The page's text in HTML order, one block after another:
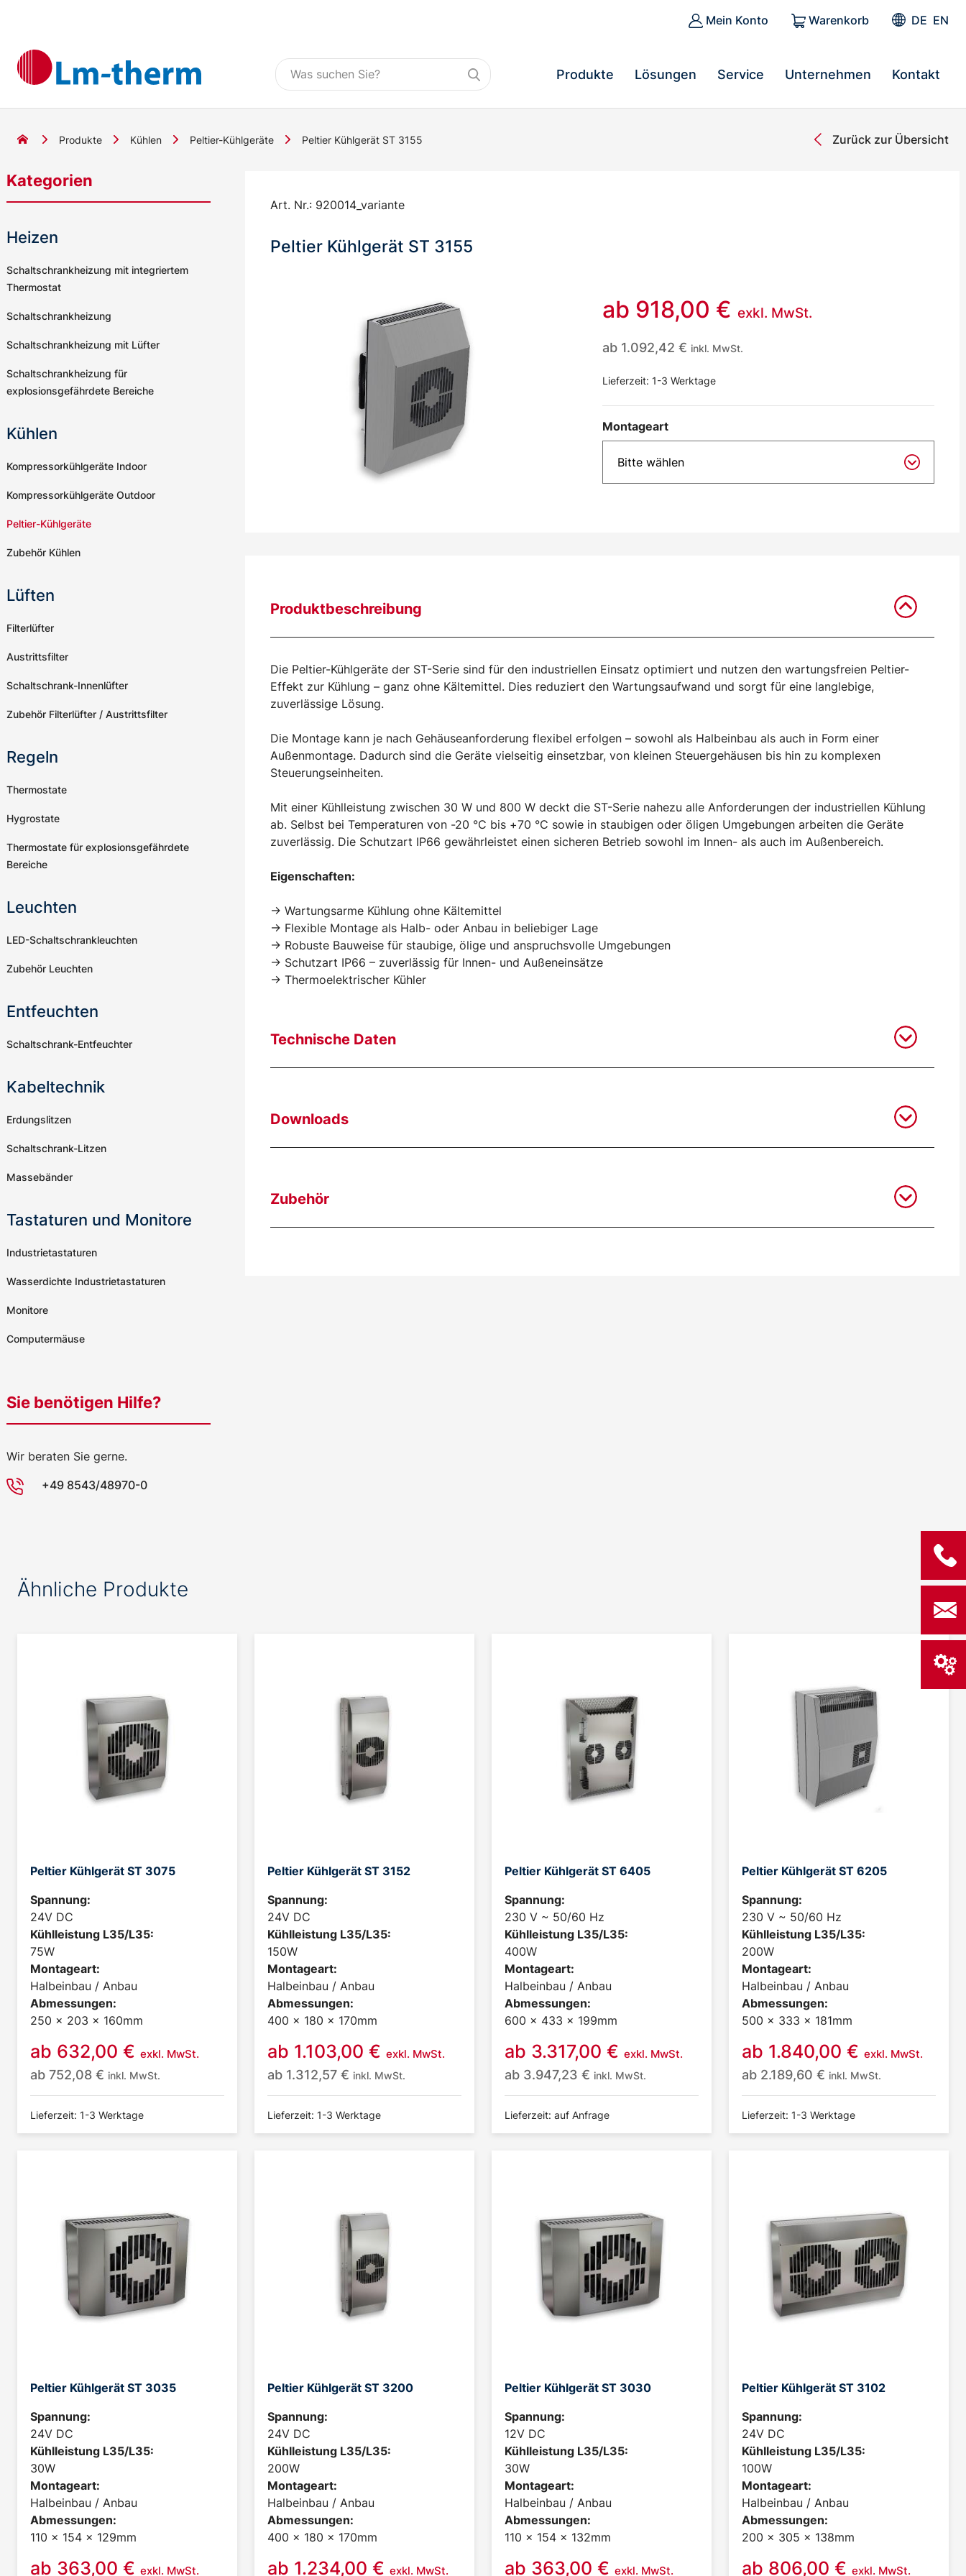
Mein Konto Warenkorb DE EN
Produkte Lösungen Service Unternehmen Kontakt
Produkte Kühlen Peltier-Kühlgeräte Peltier Kühlgerät ST 3155 Zurück zur Übersicht
Art. Nr.: 920014_variante
Peltier Kühlgerät ST 3155
ab 918,00 € exkl. MwSt.
ab 1.092,42 € inkl. MwSt.
Lieferzeit: 1-3 Werktage
Montageart
Produktbeschreibung
Die Peltier-Kühlgeräte der ST-Serie sind für den industriellen Einsatz optimiert und nutzen den wartungsfreien Peltier-
Effekt zur Kühlung – ganz ohne Kältemittel. Dies reduziert den Wartungsaufwand und sorgt für eine langlebige,
zuverlässige Lösung.
Die Montage kann je nach Gehäuseanforderung flexibel erfolgen – sowohl als Halbeinbau als auch in Form einer
Außenmontage. Dadurch sind die Geräte vielseitig einsetzbar, von kleinen Steuergehäusen bis hin zu komplexen
Steuerungseinheiten.
Mit einer Kühlleistung zwischen 30 W und 800 W deckt die ST-Serie nahezu alle Anforderungen der industriellen Kühlung
ab. Selbst bei Temperaturen von -20 °C bis +70 °C sowie in staubigen oder öligen Umgebungen arbeiten die Geräte
zuverlässig. Die Schutzart IP66 gewährleistet einen sicheren Betrieb sowohl im Innen- als auch im Außenbereich.
Eigenschaften:
-> Wartungsarme Kühlung ohne Kältemittel
-> Flexible Montage als Halb- oder Anbau in beliebiger Lage
-> Robuste Bauweise für staubige, ölige und anspruchsvolle Umgebungen
-> Schutzart IP66 – zuverlässig für Innen- und Außeneinsätze
-> Thermoelektrischer Kühler
Technische Daten
Downloads
Zubehör
Kategorien
Heizen
Schaltschrankheizung mit integriertem
Thermostat
Schaltschrankheizung
Schaltschrankheizung mit Lüfter
Schaltschrankheizung für
explosionsgefährdete Bereiche
Kühlen
Kompressorkühlgeräte Indoor
Kompressorkühlgeräte Outdoor
Peltier-Kühlgeräte
Zubehör Kühlen
Lüften
Filterlüfter
Austrittsfilter
Schaltschrank-Innenlüfter
Zubehör Filterlüfter / Austrittsfilter
Regeln
Thermostate
Hygrostate
Thermostate für explosionsgefährdete
Bereiche
Leuchten
LED-Schaltschrankleuchten
Zubehör Leuchten
Entfeuchten
Schaltschrank-Entfeuchter
Kabeltechnik
Erdungslitzen
Schaltschrank-Litzen
Massebänder
Tastaturen und Monitore
Industrietastaturen
Wasserdichte Industrietastaturen
Monitore
Computermäuse
Sie benötigen Hilfe?
Wir beraten Sie gerne.
+49 8543/48970-0
Ähnliche Produkte
Peltier Kühlgerät ST 3075
Spannung:
24V DC
Kühlleistung L35/L35:
75W
Montageart:
Halbeinbau / Anbau
Abmessungen:
250 x 203 x 160mm
ab 632,00 € exkl. MwSt.
ab 752,08 € inkl. MwSt.
Lieferzeit: 1-3 Werktage
Peltier Kühlgerät ST 3152
Spannung:
24V DC
Kühlleistung L35/L35:
150W
Montageart:
Halbeinbau / Anbau
Abmessungen:
400 x 180 x 170mm
ab 1.103,00 € exkl. MwSt.
ab 1.312,57 € inkl. MwSt.
Lieferzeit: 1-3 Werktage
Peltier Kühlgerät ST 6405
Spannung:
230 V ~ 50/60 Hz
Kühlleistung L35/L35:
400W
Montageart:
Halbeinbau / Anbau
Abmessungen:
600 x 433 x 199mm
ab 3.317,00 € exkl. MwSt.
ab 3.947,23 € inkl. MwSt.
Lieferzeit: auf Anfrage
Peltier Kühlgerät ST 6205
Spannung:
230 V ~ 50/60 Hz
Kühlleistung L35/L35:
200W
Montageart:
Halbeinbau / Anbau
Abmessungen:
500 x 333 x 181mm
ab 1.840,00 € exkl. MwSt.
ab 2.189,60 € inkl. MwSt.
Lieferzeit: 1-3 Werktage
Peltier Kühlgerät ST 3035
Spannung:
24V DC
Kühlleistung L35/L35:
30W
Montageart:
Halbeinbau / Anbau
Abmessungen:
110 x 154 x 129mm
ab 363,00 € exkl. MwSt.
Peltier Kühlgerät ST 3200
Spannung:
24V DC
Kühlleistung L35/L35:
200W
Montageart:
Halbeinbau / Anbau
Abmessungen:
400 x 180 x 170mm
ab 1.234,00 € exkl. MwSt.
Peltier Kühlgerät ST 3030
Spannung:
12V DC
Kühlleistung L35/L35:
30W
Montageart:
Halbeinbau / Anbau
Abmessungen:
110 x 154 x 132mm
ab 363,00 € exkl. MwSt.
Peltier Kühlgerät ST 3102
Spannung:
24V DC
Kühlleistung L35/L35:
100W
Montageart:
Halbeinbau / Anbau
Abmessungen:
200 x 305 x 138mm
ab 806,00 € exkl. MwSt.